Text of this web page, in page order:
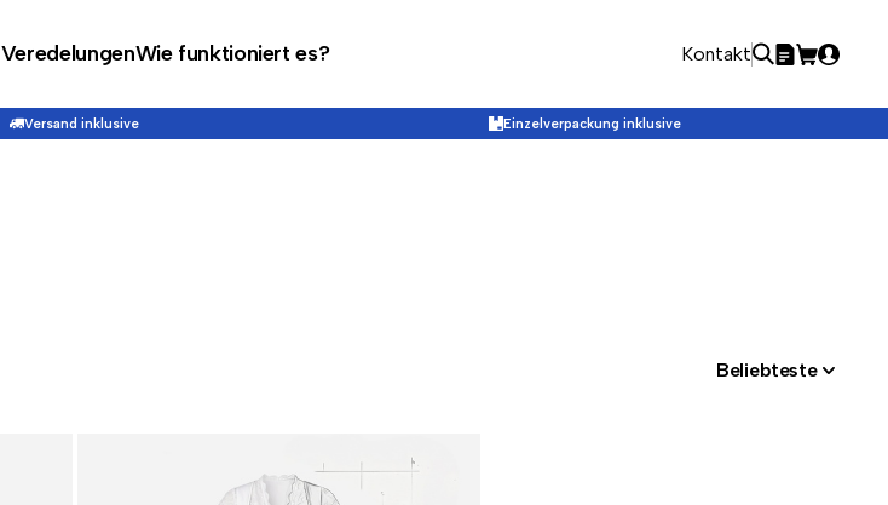
VeredelungenWie funktioniert es? Kontakt
Versand inklusive Einzelverpackung inklusive
Beliebteste